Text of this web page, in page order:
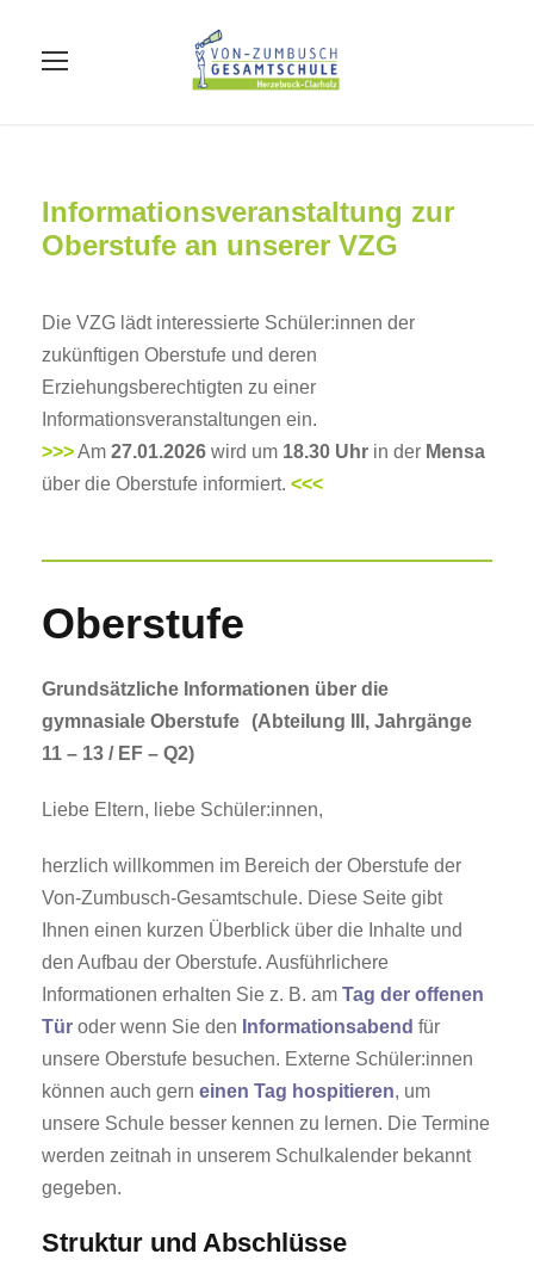
Informationsveranstaltung zur
Oberstufe an unserer VZG
Die VZG lädt interessierte Schüler:innen der
zukünftigen Oberstufe und deren
Erziehungsberechtigten zu einer
Informationsveranstaltungen ein.
>>>Am 27.01.2026 wird um 18.30 Uhr in der Mensa
über die Oberstufe informiert. <<<
Oberstufe
Grundsätzliche Informationen über die
gymnasiale Oberstufe (Abteilung III, Jahrgänge
11 – 13 / EF – Q2)
Liebe Eltern, liebe Schüler:innen,
herzlich willkommen im Bereich der Oberstufe der
Von-Zumbusch-Gesamtschule. Diese Seite gibt
Ihnen einen kurzen Überblick über die Inhalte und
den Aufbau der Oberstufe. Ausführlichere
Informationen erhalten Sie z. B. am Tag der offenen
Tür oder wenn Sie den Informationsabend für
unsere Oberstufe besuchen. Externe Schüler:innen
können auch gern einen Tag hospitieren, um
unsere Schule besser kennen zu lernen. Die Termine
werden zeitnah in unserem Schulkalender bekannt
gegeben.
Struktur und Abschlüsse